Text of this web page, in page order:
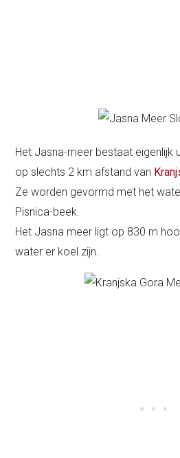
Het Jasna-meer bestaat eigenlijk
op slechts 2 km afstand van
Ze worden gevormd met het
Pisnica-beek.
Het Jasna meer ligt op 830 m
water er koel zijn.